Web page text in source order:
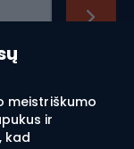
meistriškumo
ir
kad